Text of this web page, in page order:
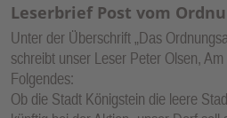
Leserbrief Post vom
Unter der Überschrift „Das
schreibt unser Leser Peter Olsen,
Folgendes:
Ob die Stadt Königstein die leere